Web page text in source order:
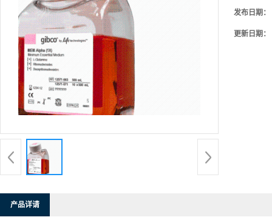
发布日期：
更新日期：
产品详请